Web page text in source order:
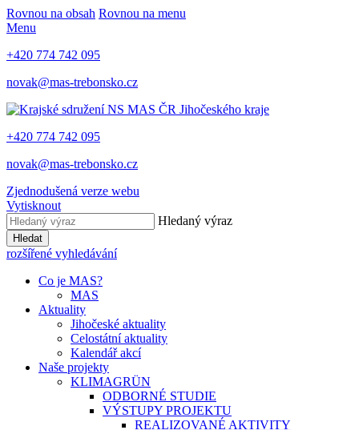
Rovnou na obsah Rovnou na menu
Menu
+420 774 742 095
novak@mas-trebonsko.cz
+420 774 742 095
novak@mas-trebonsko.cz
Zjednodušená verze webu
Vytisknout
Hledaný výraz
Hledat
rozšířené vyhledávání
Co je MAS?
MAS
Aktuality
Jihočeské aktuality
Celostátní aktuality
Kalendář akcí
Naše projekty
KLIMAGRÜN
ODBORNÉ STUDIE
VÝSTUPY PROJEKTU
REALIZOVANÉ AKTIVITY